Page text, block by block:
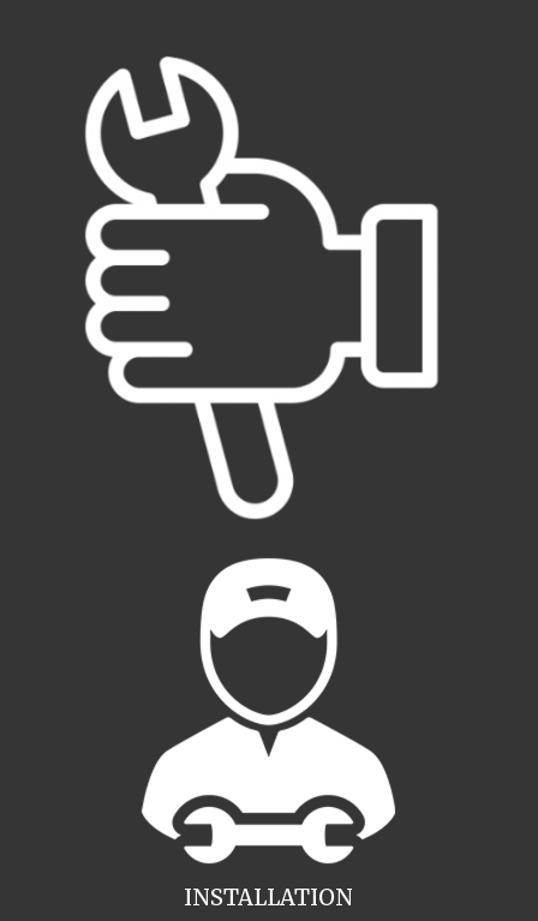
INSTALLATION